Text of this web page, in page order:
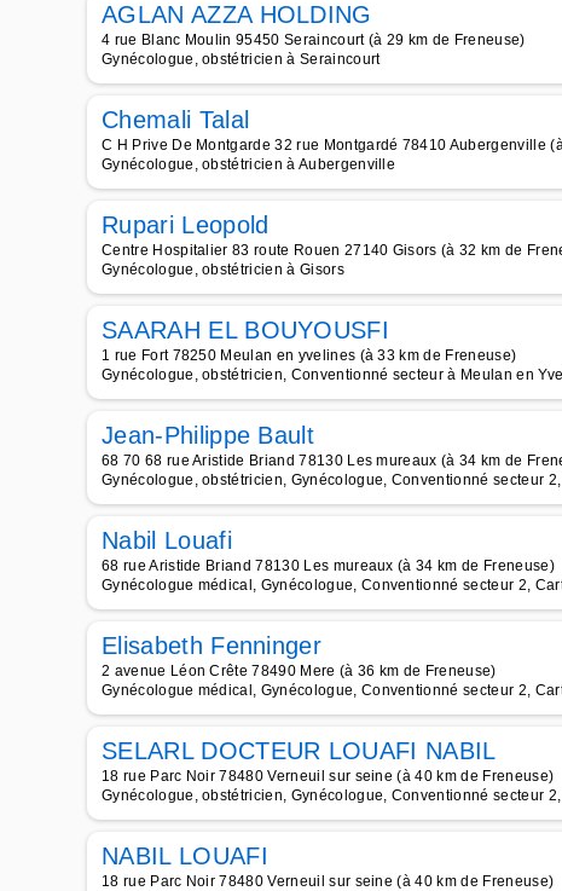
AGLAN AZZA HOLDING
4 rue Blanc Moulin 95450 Seraincourt (à 29 km de Freneuse)
Gynécologue, obstétricien à Seraincourt
Chemali Talal
C H Prive De Montgarde 32 rue Montgardé 78410 Aubergenville
Gynécologue, obstétricien à Aubergenville
Rupari Leopold
Centre Hospitalier 83 route Rouen 27140 Gisors (à 32 km de
Gynécologue, obstétricien à Gisors
SAARAH EL BOUYOUSFI
1 rue Fort 78250 Meulan en yvelines (à 33 km de Freneuse)
Gynécologue, obstétricien, Conventionné secteur à Meulan en
Jean-Philippe Bault
68 70 68 rue Aristide Briand 78130 Les mureaux (à 34 km de
Gynécologue, obstétricien, Gynécologue, Conventionné secteur
Nabil Louafi
68 rue Aristide Briand 78130 Les mureaux (à 34 km de Freneuse)
Gynécologue médical, Gynécologue, Conventionné secteur 2,
Elisabeth Fenninger
2 avenue Léon Crête 78490 Mere (à 36 km de Freneuse)
Gynécologue médical, Gynécologue, Conventionné secteur 2,
SELARL DOCTEUR LOUAFI NABIL
18 rue Parc Noir 78480 Verneuil sur seine (à 40 km de Freneuse)
Gynécologue, obstétricien, Gynécologue, Conventionné secteur
NABIL LOUAFI
18 rue Parc Noir 78480 Verneuil sur seine (à 40 km de Freneuse)